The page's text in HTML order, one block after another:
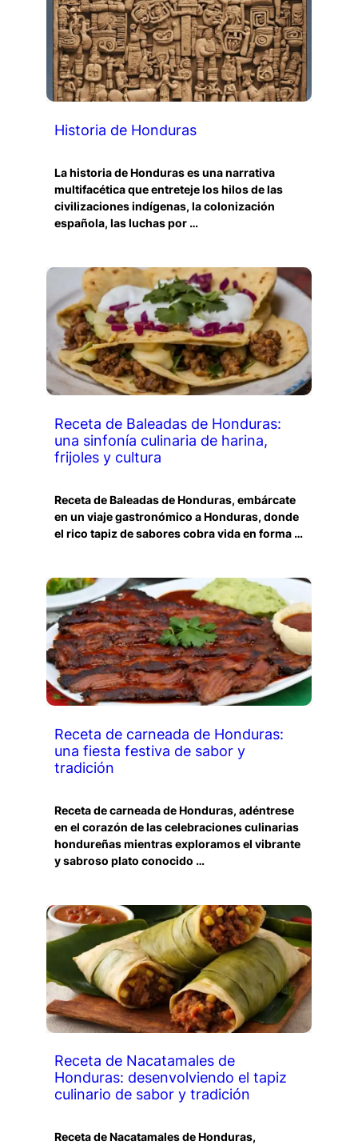
Historia de Honduras
La historia de Honduras es una narrativa
multifacética que entreteje los hilos de las
civilizaciones indígenas, la colonización
española, las luchas por …
Receta de Baleadas de Honduras:
una sinfonía culinaria de harina,
frijoles y cultura
Receta de Baleadas de Honduras, embárcate
en un viaje gastronómico a Honduras, donde
el rico tapiz de sabores cobra vida en forma …
Receta de carneada de Honduras:
una fiesta festiva de sabor y
tradición
Receta de carneada de Honduras, adéntrese
en el corazón de las celebraciones culinarias
hondureñas mientras exploramos el vibrante
y sabroso plato conocido …
Receta de Nacatamales de
Honduras: desenvolviendo el tapiz
culinario de sabor y tradición
Receta de Nacatamales de Honduras,